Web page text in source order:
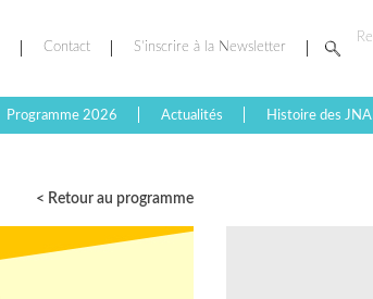
Contact S’inscrire à la Newsletter
Programme 2026 Actualités Histoire des JNAI
< Retour au programme